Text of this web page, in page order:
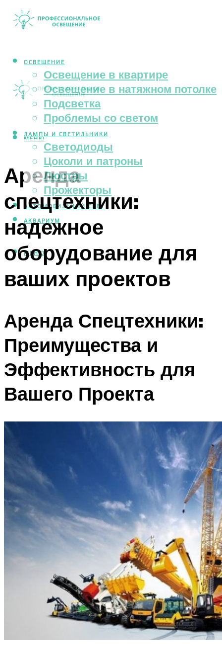
ОСВЕЩЕНИЕ
Освещение в квартире
Освещение в натяжном потолке
Подсветка
Проблемы со светом
ЛАМПЫ И СВЕТИЛЬНИКИ
Светодиоды
Цоколи и патроны
Люстры
Прожекторы
АВТОМОБИЛЬНЫЙ СВЕТ
АКВАРИУМ
МЕНЮ
МЕНЮ
Аренда
спецтехники:
надежное
оборудование для
ваших проектов
Аренда Спецтехники:
Преимущества и
Эффективность для
Вашего Проекта